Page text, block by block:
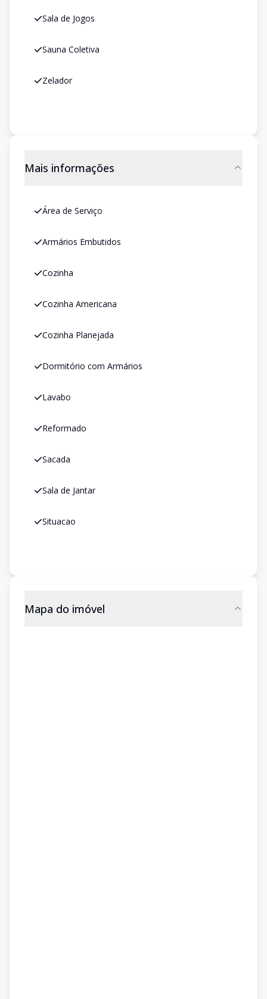
Sala de Jogos
Sauna Coletiva
Zelador
Mais informações
Área de Serviço
Armários Embutidos
Cozinha
Cozinha Americana
Cozinha Planejada
Dormitório com Armários
Lavabo
Reformado
Sacada
Sala de Jantar
Situacao
Mapa do imóvel